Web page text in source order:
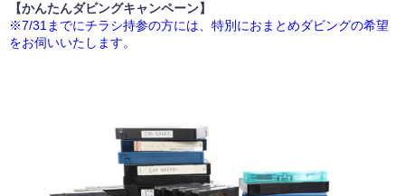
【かんたんダビングキャンペーン】
※7/31までにチラシ持参の方には、特別におまとめダビングの希望
をお伺いいたします。